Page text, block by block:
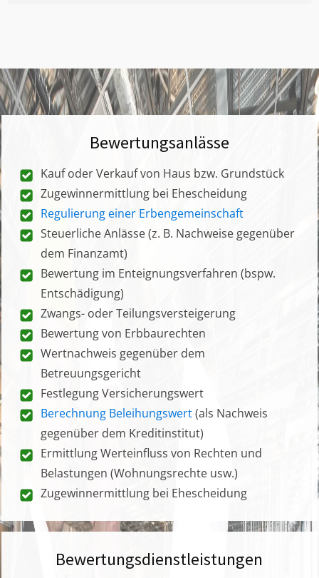
Bewertungsanlässe
Kauf oder Verkauf von Haus bzw. Grundstück
Zugewinnermittlung bei Ehescheidung
Regulierung einer Erbengemeinschaft
Steuerliche Anlässe (z. B. Nachweise gegenüber
dem Finanzamt)
Bewertung im Enteignungsverfahren (bspw.
Entschädigung)
Zwangs- oder Teilungsversteigerung
Bewertung von Erbbaurechten
Wertnachweis gegenüber dem
Betreuungsgericht
Festlegung Versicherungswert
Berechnung Beleihungswert(als Nachweis
gegenüber dem Kreditinstitut)
Ermittlung Werteinfluss von Rechten und
Belastungen (Wohnungsrechte usw.)
Zugewinnermittlung bei Ehescheidung
Bewertungsdienstleistungen